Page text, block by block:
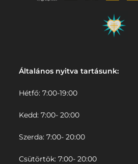
Általános nyitva tartásunk:
Hétfő: 7:00-19:00
Kedd: 7:00- 20:00
Szerda: 7:00- 20:00
Csütörtök: 7:00- 20:00